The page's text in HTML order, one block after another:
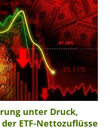
unter Druck,
ETF-Nettozuflüsse